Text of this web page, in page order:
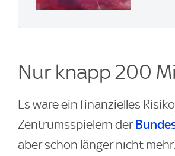
Nur knapp 200
Es wäre ein finanzielles
Zentrumsspielern der
aber schon länger nicht